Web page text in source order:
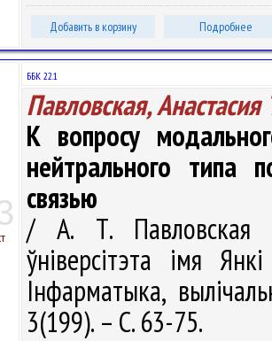
Добавить в корзину Подробнее
ББК 22.1
Павловская, Анастасия
К вопросу
нейтрального типа
связью
/ А. Т. Павловская //
ўніверсітэта імя
Інфарматыка,
3(199). – С. 63-75.